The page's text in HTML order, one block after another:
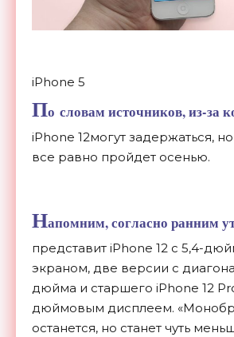
iPhone 5
По словам источников,из-за
iPhone 12могут задержаться, но
все равно пройдет осенью.
Напомним, согласно ранним
представит iPhone 12 с 5,4-
экраном, две версии с
дюйма и старшего iPhone 12
дюймовым дисплеем. «
останется, но станет чуть